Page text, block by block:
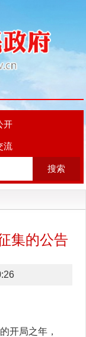
开
流
集的公告
开局之年，